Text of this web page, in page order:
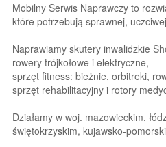
Mobilny Serwis Naprawczy to
które potrzebują sprawnej,
Naprawiamy skutery inwalidzkie
rowery trójkołowe i elektryczne,
sprzęt fitness: bieżnie, orbitreki,
sprzęt rehabilitacyjny i rotory
Działamy w woj. mazowieckim,
świętokrzyskim, kujawsko-